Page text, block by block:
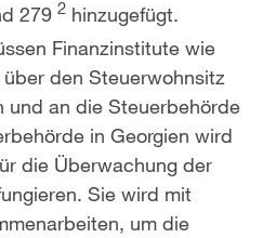
279 2 hinzugefügt.
Finanzinstitute wie
den Steuerwohnsitz
und an die Steuerbehörde
in Georgien wird
die Überwachung der
Sie wird mit
um die